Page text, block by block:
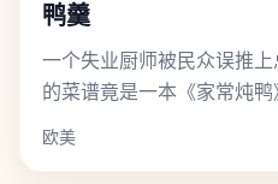
鸭羹
一个失业厨师被民众误推
的菜谱竟是一本《家常炖鸭
欧美